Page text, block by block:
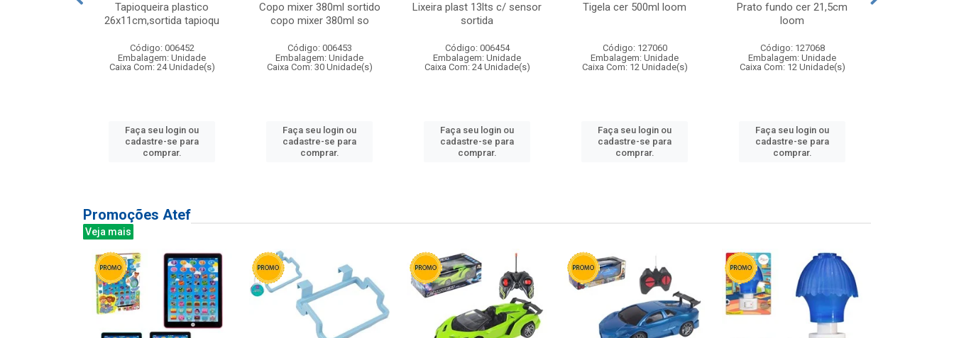
Tapioqueira plastico
26x11cm,sortida tapioqu
Código: 006452
Embalagem: Unidade
Caixa Com: 24 Unidade(s)
Faça seu login ou
cadastre-se para
comprar.
Copo mixer 380ml sortido
copo mixer 380ml so
Código: 006453
Embalagem: Unidade
Caixa Com: 30 Unidade(s)
Faça seu login ou
cadastre-se para
comprar.
Lixeira plast 13lts c/ sensor
sortida
Código: 006454
Embalagem: Unidade
Caixa Com: 24 Unidade(s)
Faça seu login ou
cadastre-se para
comprar.
Tigela cer 500ml loom
Código: 127060
Embalagem: Unidade
Caixa Com: 12 Unidade(s)
Faça seu login ou
cadastre-se para
comprar.
Prato fundo cer 21,5cm
loom
Código: 127068
Embalagem: Unidade
Caixa Com: 12 Unidade(s)
Faça seu login ou
cadastre-se para
comprar.
Promoções Atef
Veja mais